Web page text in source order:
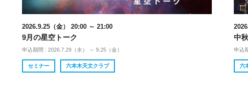
2026.9.25（金） 20:00 ～ 21:00
9月の星空トーク
申込期間 : 2026.7.29（水） ～ 9.25（金）
セミナー 六本木天文クラブ
中
申込
六